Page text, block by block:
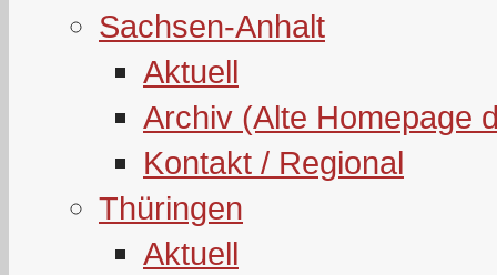
Sachsen-Anhalt
Aktuell
Archiv (Alte Homepage
Kontakt / Regional
Thüringen
Aktuell